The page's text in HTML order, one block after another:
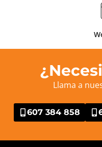
Llama a
607 384 858